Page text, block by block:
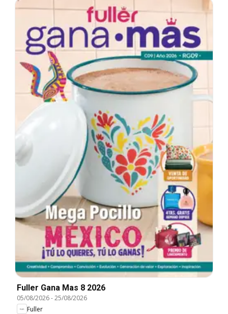
Fuller Gana Mas 8 2026
05/08/2026-25/08/2026
Fuller